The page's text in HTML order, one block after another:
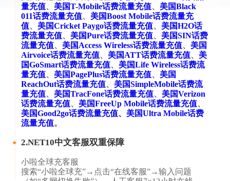
量充值、 美国T-Mobile话费流量充值、 美国Black
011话费流量充值、 美国Boost Mobile话费流量充
值、 美国Cricket Paygo话费流量充值、 美国H2O话
费流量充值、 美国Pure话费流量充值、 美国SIN话费
流量充值、 美国Access Wireless话费流量充值、 美国
Airvoice话费流量充值、 美国ATT话费流量充值、 美
国GoSmart话费流量充值、 美国Life Wireless话费流
量充值、 美国PagePlus话费流量充值、 美国
ReachOut话费流量充值、 美国SimpleMobile话费流
量充值、 美国TracFone话费流量充值、 美国Verizon
话费流量充值、 美国FreeUp Mobile话费流量充值、
美国Good2go话费流量充值、 美国Ultra Mobile话费
流量充值。
2.​NET10中文客服双重保障​
小啦全球充客服​​​​
搜索“小啦全球充”→点击“在线客服”→输入问题